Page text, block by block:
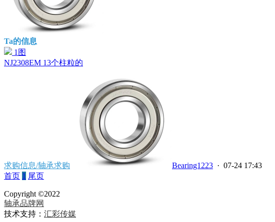
Ta的信息
1图
NJ2308EM 13个柱粒的
求购信息/轴承求购 Bearing1223 · 07-24 17:43
首页 1 尾页
Copyright ©2022
轴承品牌网
技术支持： 汇彩传媒